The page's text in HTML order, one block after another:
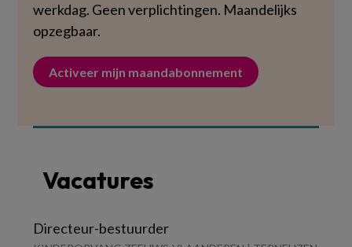
werkdag. Geen verplichtingen. Maandelijks
opzegbaar.
Activeer mijn maandabonnement
Vacatures
Directeur-bestuurder